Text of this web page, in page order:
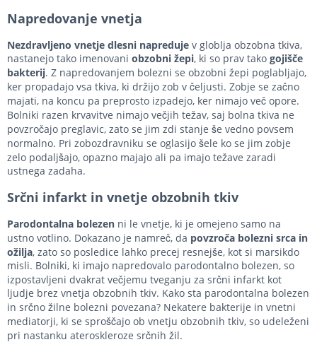
Napredovanje vnetja
Nezdravljeno vnetje dlesni napreduje v globlja obzobna tkiva,
nastanejo tako imenovani obzobni žepi, ki so prav tako gojišče
bakterij. Z napredovanjem bolezni se obzobni žepi poglabljajo,
ker propadajo vsa tkiva, ki držijo zob v čeljusti. Zobje se začno
majati, na koncu pa preprosto izpadejo, ker nimajo več opore.
Bolniki razen krvavitve nimajo večjih težav, saj bolna tkiva ne
povzročajo preglavic, zato se jim zdi stanje še vedno povsem
normalno. Pri zobozdravniku se oglasijo šele ko se jim zobje
zelo podaljšajo, opazno majajo ali pa imajo težave zaradi
ustnega zadaha.
Srčni infarkt in vnetje obzobnih tkiv
Parodontalna bolezen ni le vnetje, ki je omejeno samo na
ustno votlino. Dokazano je namreč, da povzroča bolezni srca in
ožilja, zato so posledice lahko precej resnejše, kot si marsikdo
misli. Bolniki, ki imajo napredovalo parodontalno bolezen, so
izpostavljeni dvakrat večjemu tveganju za srčni infarkt kot
ljudje brez vnetja obzobnih tkiv. Kako sta parodontalna bolezen
in srčno žilne bolezni povezana? Nekatere bakterije in vnetni
mediatorji, ki se sproščajo ob vnetju obzobnih tkiv, so udeleženi
pri nastanku ateroskleroze srčnih žil.